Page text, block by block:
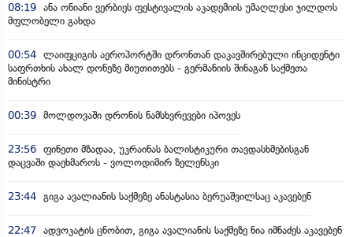
08:19 ანა ონიანი ვერბიეს ფესტივალის აკადემიის უმაღლესი ჯილდოს
მფლობელი გახდა
00:54 ლაიფციგის აეროპორტში დრონთან დაკავშირებული ინციდენტი
საფრთხის ახალ დონეზე მიუთითებს - გერმანიის შინაგან საქმეთა
მინისტრი
00:39 მოლდოვაში დრონის ნამსხვრევები იპოვეს
23:56 ფინეთი მზადაა, უკრაინას ბალისტიკური თავდასხმებისგან
დაცვაში დაეხმაროს - ვოლოდიმირ ზელენსკი
23:44 გიგა ავალიანის საქმეზე ანასტასია ბერუაშვილსაც აკავებენ
22:47 ადვოკატის ცნობით, გიგა ავალიანის საქმეზე ნია იმნაძეს აკავებენ